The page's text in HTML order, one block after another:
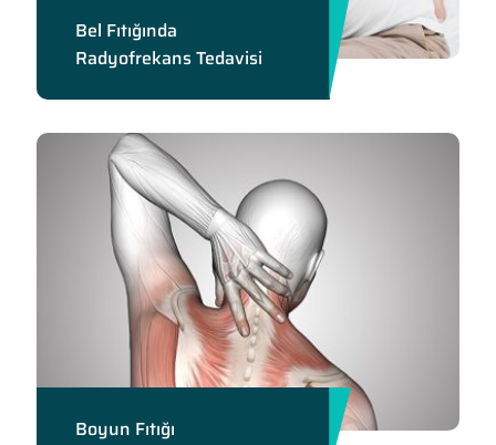
Bel Fıtığında
Radyofrekans Tedavisi
Boyun Fıtığı